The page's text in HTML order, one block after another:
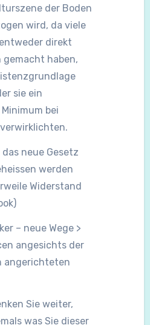
der Boden
wird, da viele
direkt
gemacht haben,
sie ein
bei
neue Gesetz
werden
Widerstand
– neue Wege >
angesichts der
angerichteten
Sie weiter,
was Sie dieser